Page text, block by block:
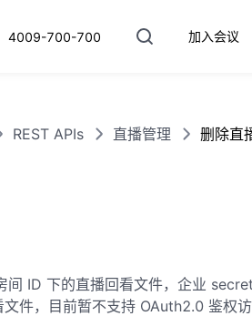
4009-700-700 加入会议
REST APIs 直播管理 删除直
间 ID 下的直播回看文件，企业
件，目前暂不支持 OAuth2.0 鉴权访